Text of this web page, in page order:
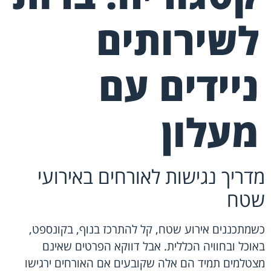
לשירותים
ניידים עם
מעלון
מדריך נגישות לאורחים באירועי
שטח
כשמתכננים אירוע שטח, קל להתרכז בנוף, בקונספט,
באוכל ובחוויה הכללית. אבל דווקא הפרטים שאינם
מצטלמים תמיד הם אלה שקובעים אם האורחים ירגישו